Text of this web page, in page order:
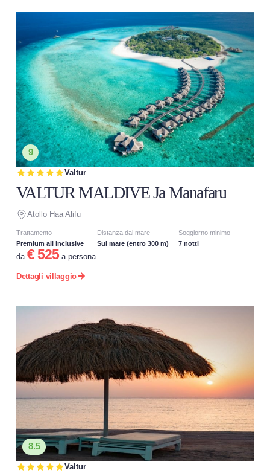
9
Valtur
VALTUR MALDIVE Ja Manafaru
Atollo Haa Alifu
Trattamento
Premium all inclusive
Distanza dal mare
Sul mare (entro 300 m)
Soggiorno minimo
7 notti
da € 525a persona
Dettagli villaggio
8.5
Valtur